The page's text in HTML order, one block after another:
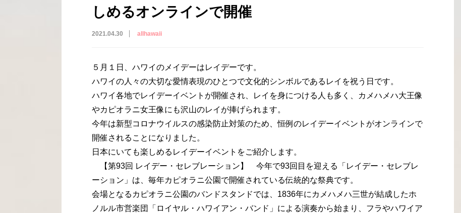
しめるオンラインで開催
2021.04.30 allhawaii
５月１日、ハワイのメイデーはレイデーです。
ハワイの人々の大切な愛情表現のひとつで文化的シンボルであるレイを祝う日です。
ハワイ各地でレイデーイベントが開催され、レイを身につける人も多く、カメハメハ大王像
やカピオラニ女王像にも沢山のレイが捧げられます。
今年は新型コロナウイルスの感染防止対策のため、恒例のレイデーイベントがオンラインで
開催されることになりました。
日本にいても楽しめるレイデーイベントをご紹介します。
【第93回 レイデー・セレブレーション】 今年で93回目を迎える「レイデー・セレブレ
ーション」は、毎年カピオラニ公園で開催されている伝統的な祭典です。
会場となるカピオラニ公園のバンドスタンドでは、1836年にカメハメハ三世が結成したホ
ノルル市営楽団「ロイヤル・ハワイアン・バンド」による演奏から始まり、フラやハワイア